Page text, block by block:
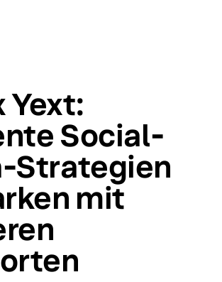
Yext:
Social-
Strategien
mit